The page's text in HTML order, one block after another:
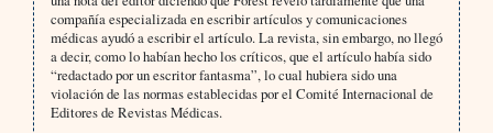
compañía especializada en escribir artículos y comunicaciones
médicas ayudó a escribir el artículo. La revista, sin embargo, no llegó
a decir, como lo habían hecho los críticos, que el artículo había sido
“redactado por un escritor fantasma”, lo cual hubiera sido una
violación de las normas establecidas por el Comité Internacional de
Editores de Revistas Médicas.